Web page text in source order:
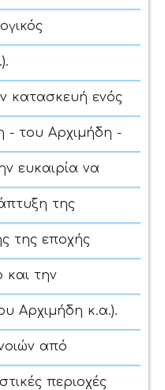
κατασκευή ενός
- του Αρχιμήδη -
ευκαιρία να
της
της εποχής
και την
Αρχιμήδη κ.α.).
από
περιοχές